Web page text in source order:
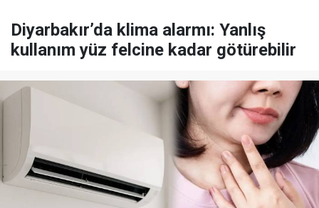
Diyarbakır’da klima alarmı: Yanlış
kullanım yüz felcine kadar götürebilir